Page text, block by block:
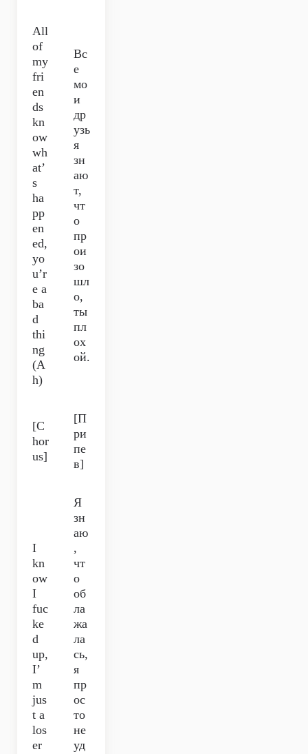
All
of
my
fri
en
ds
kn
ow
wh
at’
s
ha
pp
en
ed,
yo
u’r
e a
ba
d
thi
ng
(A
h)
Вс
е
мо
и
др
узь
я
зн
аю
т,
чт
о
пр
ои
зо
шл
о,
ты
пл
ох
ой.
[C
hor
us]
[П
ри
пе
в]
I
kn
ow
I
fuc
ke
d
up,
I’
m
jus
t a
los
er
Я
зн
аю
,
чт
о
об
ла
жа
ла
сь,
я
пр
ос
то
не
уд